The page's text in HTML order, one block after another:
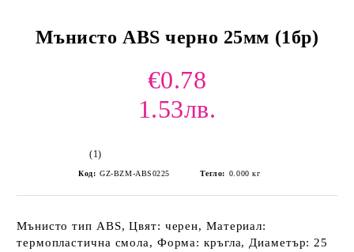
Мънисто ABS черно 25мм (1бр)
€0.78
1.53лв.
(1)
Код: GZ-BZM-ABS0225 Тегло: 0.000 кг
Мънисто тип ABS, Цвят: черен, Материал:
термопластична смола, Форма: кръгла, Диаметър: 25